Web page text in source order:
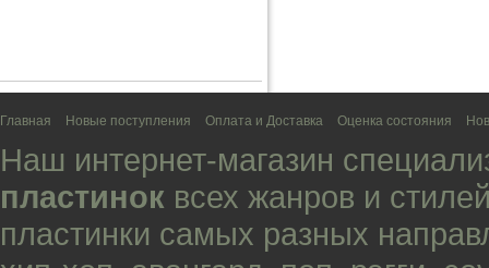
Главная Новые поступления Оплата и Доставка Оценка состояния
Наш интернет-магазин
пластинок всех жанров и
пластинки самых разных